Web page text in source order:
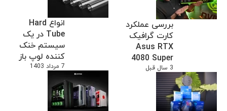
انواع Hard
Tube در یک
سیستم خنک
کننده لوپ باز
7 مرداد 1403
بررسی عملکرد
کارت گرافیک
Asus RTX
4080 Super
3 سال قبل